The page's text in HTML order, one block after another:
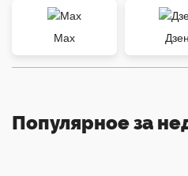
Max Дзен
Популярное за